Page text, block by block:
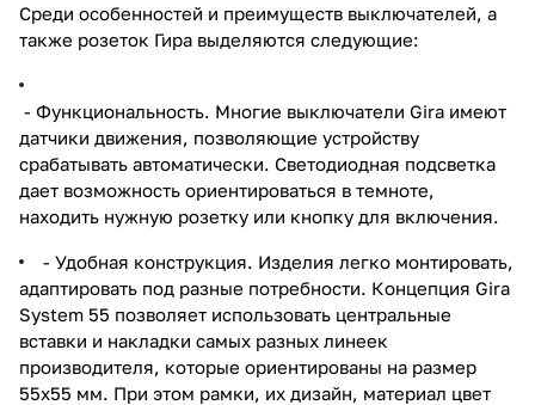
Среди особенностей и преимуществ выключателей, а
также розеток Гира выделяются следующие:
- Функциональность. Многие выключатели Gira имеют
датчики движения, позволяющие устройству
срабатывать автоматически. Светодиодная подсветка
дает возможность ориентироваться в темноте,
находить нужную розетку или кнопку для включения.
- Удобная конструкция. Изделия легко монтировать,
адаптировать под разные потребности. Концепция Gira
System 55 позволяет использовать центральные
вставки и накладки самых разных линеек
производителя, которые ориентированы на размер
55х55 мм. При этом рамки, их дизайн, материал цвет